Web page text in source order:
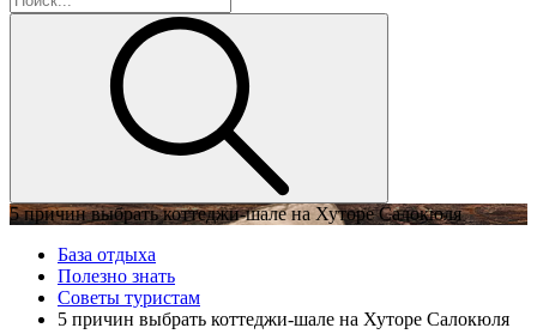
5 причин выбрать коттеджи-шале на Хуторе Салокюля
База отдыха
Полезно знать
Советы туристам
5 причин выбрать коттеджи-шале на Хуторе Салокюля